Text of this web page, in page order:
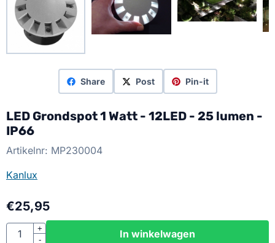
Share Post Pin-it
LED Grondspot 1 Watt - 12LED - 25 lumen -
IP66
Artikelnr: MP230004
Kanlux
€25,95
Aantal
+
-
In winkelwagen